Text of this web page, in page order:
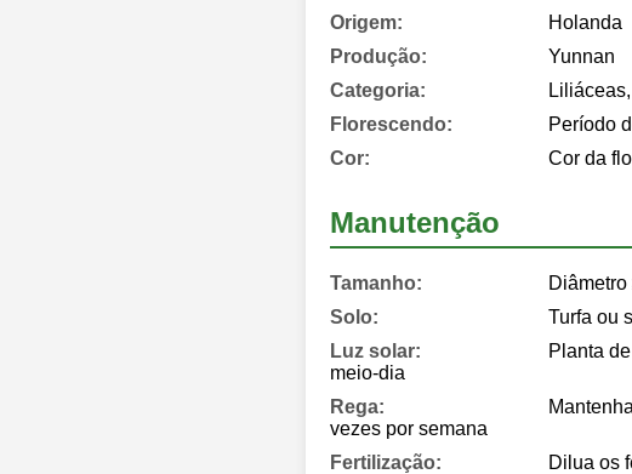
Origem:
Holanda
Produção:
Yunnan
Categoria:
Florescendo:
Período
Cor:
Cor da
Manutenção
Tamanho:
Solo:
Turfa ou
Luz solar:
Planta
meio-dia
Rega:
vezes por semana
Fertilização:
Dilua os